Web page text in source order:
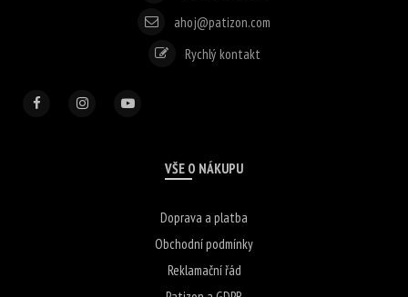
ahoj@patizon.com
Rychlý kontakt
VŠE O NÁKUPU
Doprava a platba
Obchodní podmínky
Reklamační řád